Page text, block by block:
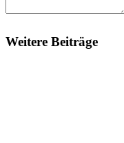
Weitere Beiträge